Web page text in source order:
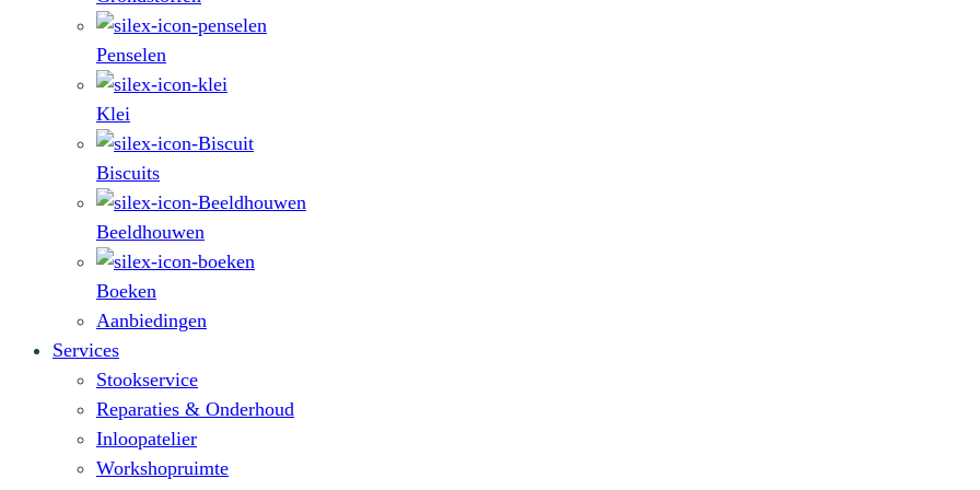
Penselen
Klei
Biscuits
Beeldhouwen
Boeken
Aanbiedingen
Services
Stookservice
Reparaties & Onderhoud
Inloopatelier
Workshopruimte